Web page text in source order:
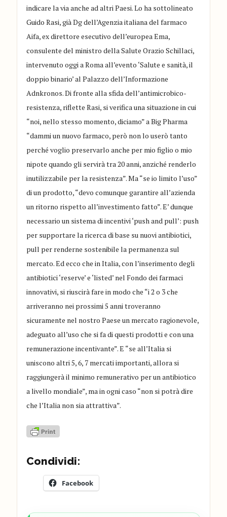
indicare la via anche ad altri Paesi. Lo ha sottolineato
Guido Rasi, già Dg dell’Agenzia italiana del farmaco
Aifa, ex direttore esecutivo dell’europea Ema,
consulente del ministro della Salute Orazio Schillaci,
intervenuto oggi a Roma all’evento ‘Salute e sanità, il
doppio binario’ al Palazzo dell’Informazione
Adnkronos. Di fronte alla sfida dell’antimicrobico-
resistenza, riflette Rasi, si verifica una situazione in cui
“noi, nello stesso momento, diciamo” a Big Pharma
“dammi un nuovo farmaco, però non lo userò tanto
perché voglio preservarlo anche per mio figlio o mio
nipote quando gli servirà tra 20 anni, anziché renderlo
inutilizzabile per la resistenza”. Ma “se io limito l’uso”
di un prodotto, “devo comunque garantire all’azienda
un ritorno rispetto all’investimento fatto”. E’ dunque
necessario un sistema di incentivi ‘push and pull’: push
per supportare la ricerca di base su nuovi antibiotici,
pull per renderne sostenibile la permanenza sul
mercato. Ed ecco che in Italia, con l’inserimento degli
antibiotici ‘reserve’ e ‘listed’ nel Fondo dei farmaci
innovativi, si riuscirà fare in modo che “i 2 o 3 che
arriveranno nei prossimi 5 anni troveranno
sicuramente nel nostro Paese un mercato ragionevole,
adeguato all’uso che si fa di questi prodotti e con una
remunerazione incentivante”. E “se all’Italia si
uniscono altri 5, 6, 7 mercati importanti, allora si
raggiungerà il minimo remunerativo per un antibiotico
a livello mondiale”, ma in ogni caso “non si potrà dire
che l’Italia non sia attrattiva”.
Condividi:
Facebook